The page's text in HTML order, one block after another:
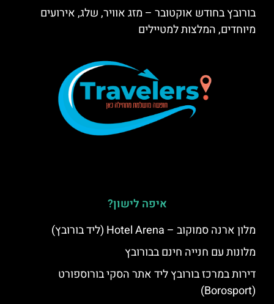
בורובץ בחודש אוקטובר – מזג אוויר, שלג, אירועים
מיוחדים, המלצות למטיילים
איפה לישון?
מלון ארנה סמוקוב – Hotel Arena (ליד בורובץ)
מלונות עם חנייה חינם בבורובץ
דירות במרכז בורובץ ליד אתר הסקי בורוספורט
(Borosport)